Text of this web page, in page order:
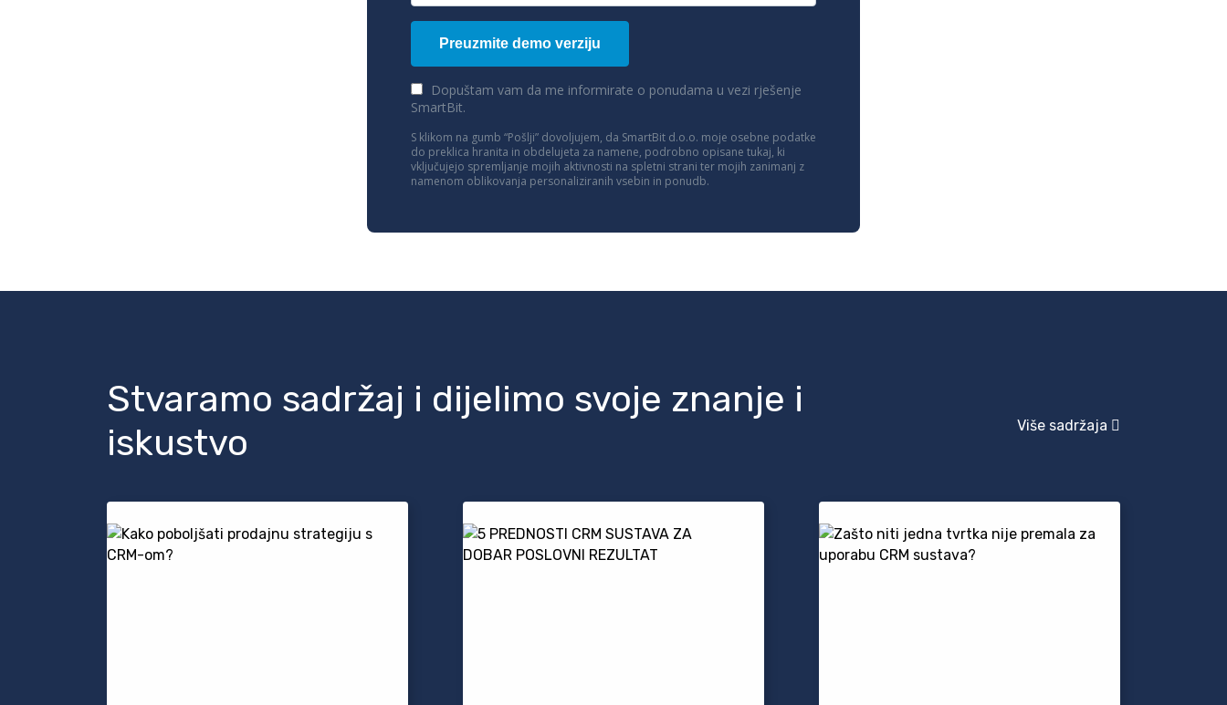
Dopuštam vam da me informirate o ponudama u vezi rješenje
SmartBit.
S klikom na gumb “Pošlji” dovoljujem, da SmartBit d.o.o. moje osebne podatke
do preklica hranita in obdelujeta za namene, podrobno opisane tukaj, ki
vključujejo spremljanje mojih aktivnosti na spletni strani ter mojih zanimanj z
namenom oblikovanja personaliziranih vsebin in ponudb.
Stvaramo sadržaj i dijelimo svoje znanje i
iskustvo
Više sadržaja